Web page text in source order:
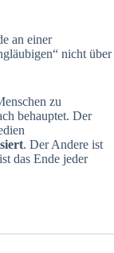
an einer
nicht über
zu
behauptet. Der
. Der Andere ist
das Ende jeder